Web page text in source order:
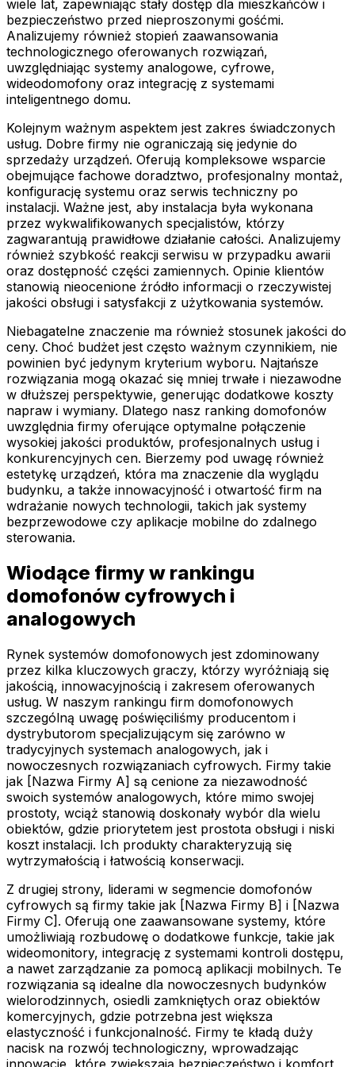
wiele lat, zapewniając stały dostęp dla mieszkańców i
bezpieczeństwo przed nieproszonymi gośćmi.
Analizujemy również stopień zaawansowania
technologicznego oferowanych rozwiązań,
uwzględniając systemy analogowe, cyfrowe,
wideodomofony oraz integrację z systemami
inteligentnego domu.
Kolejnym ważnym aspektem jest zakres świadczonych
usług. Dobre firmy nie ograniczają się jedynie do
sprzedaży urządzeń. Oferują kompleksowe wsparcie
obejmujące fachowe doradztwo, profesjonalny montaż,
konfigurację systemu oraz serwis techniczny po
instalacji. Ważne jest, aby instalacja była wykonana
przez wykwalifikowanych specjalistów, którzy
zagwarantują prawidłowe działanie całości. Analizujemy
również szybkość reakcji serwisu w przypadku awarii
oraz dostępność części zamiennych. Opinie klientów
stanowią nieocenione źródło informacji o rzeczywistej
jakości obsługi i satysfakcji z użytkowania systemów.
Niebagatelne znaczenie ma również stosunek jakości do
ceny. Choć budżet jest często ważnym czynnikiem, nie
powinien być jedynym kryterium wyboru. Najtańsze
rozwiązania mogą okazać się mniej trwałe i niezawodne
w dłuższej perspektywie, generując dodatkowe koszty
napraw i wymiany. Dlatego nasz ranking domofonów
uwzględnia firmy oferujące optymalne połączenie
wysokiej jakości produktów, profesjonalnych usług i
konkurencyjnych cen. Bierzemy pod uwagę również
estetykę urządzeń, która ma znaczenie dla wyglądu
budynku, a także innowacyjność i otwartość firm na
wdrażanie nowych technologii, takich jak systemy
bezprzewodowe czy aplikacje mobilne do zdalnego
sterowania.
Wiodące firmy w rankingu
domofonów cyfrowych i
analogowych
Rynek systemów domofonowych jest zdominowany
przez kilka kluczowych graczy, którzy wyróżniają się
jakością, innowacyjnością i zakresem oferowanych
usług. W naszym rankingu firm domofonowych
szczególną uwagę poświęciliśmy producentom i
dystrybutorom specjalizującym się zarówno w
tradycyjnych systemach analogowych, jak i
nowoczesnych rozwiązaniach cyfrowych. Firmy takie
jak [Nazwa Firmy A] są cenione za niezawodność
swoich systemów analogowych, które mimo swojej
prostoty, wciąż stanowią doskonały wybór dla wielu
obiektów, gdzie priorytetem jest prostota obsługi i niski
koszt instalacji. Ich produkty charakteryzują się
wytrzymałością i łatwością konserwacji.
Z drugiej strony, liderami w segmencie domofonów
cyfrowych są firmy takie jak [Nazwa Firmy B] i [Nazwa
Firmy C]. Oferują one zaawansowane systemy, które
umożliwiają rozbudowę o dodatkowe funkcje, takie jak
wideomonitory, integrację z systemami kontroli dostępu,
a nawet zarządzanie za pomocą aplikacji mobilnych. Te
rozwiązania są idealne dla nowoczesnych budynków
wielorodzinnych, osiedli zamkniętych oraz obiektów
komercyjnych, gdzie potrzebna jest większa
elastyczność i funkcjonalność. Firmy te kładą duży
nacisk na rozwój technologiczny, wprowadzając